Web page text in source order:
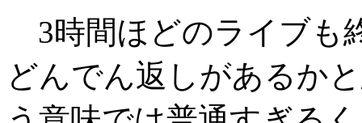
3時間ほどのライブも
どんでん返しがあるか